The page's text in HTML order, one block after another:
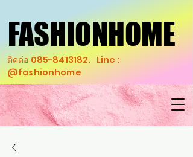
FASHIONHOME
FASHIONHOME
ติดต่อ 085-8413182. Line :
@fashionhome